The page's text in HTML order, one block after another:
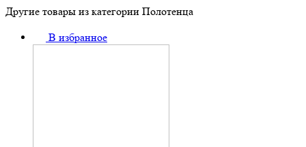
Другие товары из категории Полотенца
В избранное